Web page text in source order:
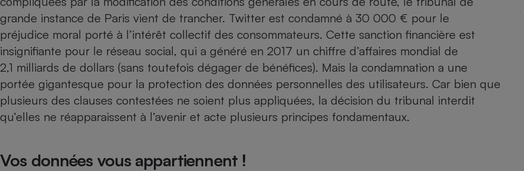
grande instance de Paris vient de trancher. Twitter est condamné à 30 000 € pour le
préjudice moral porté à l’intérêt collectif des consommateurs. Cette sanction financière est
insignifiante pour le réseau social, qui a généré en 2017 un chiffre d’affaires mondial de
2,1 milliards de dollars (sans toutefois dégager de bénéfices). Mais la condamnation a une
portée gigantesque pour la protection des données personnelles des utilisateurs. Car bien que
plusieurs des clauses contestées ne soient plus appliquées, la décision du tribunal interdit
qu’elles ne réapparaissent à l’avenir et acte plusieurs principes fondamentaux.
Vos données vous appartiennent !
Complément
alimentaire
Foie gras
Assurance emprunteur Assurance vie
Comparateur auto
Comparatif centrale vapeur
Gros électroménager
Petit électroménager - Ustensile
Image et son
Informatique
Internet
Téléphonie
Produit d'entretien
Sécurité domestique
Mutuelle Aide auditive
connexion Internet